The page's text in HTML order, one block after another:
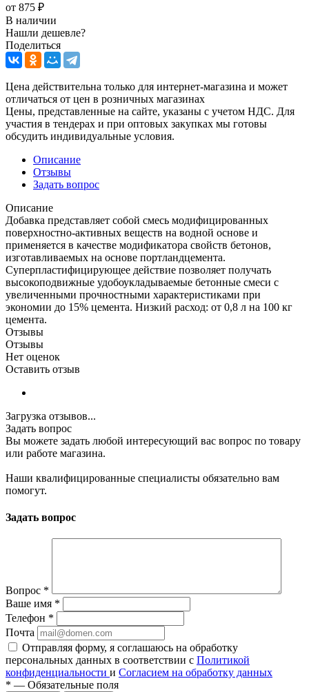
от 875 ₽
В наличии
Нашли дешевле?
Поделиться
Цена действительна только для интернет-магазина и может
отличаться от цен в розничных магазинах
Цены, представленные на сайте, указаны с учетом НДС. Для
участия в тендерах и при оптовых закупках мы готовы
обсудить индивидуальные условия.
Описание
Отзывы
Задать вопрос
Описание
Добавка представляет собой смесь модифицированных
поверхностно-активных веществ на водной основе и
применяется в качестве модификатора свойств бетонов,
изготавливаемых на основе портландцемента.
Суперпластифицирующее действие позволяет получать
высокоподвижные удобоукладываемые бетонные смеси с
увеличенными прочностными характеристиками при
экономии до 15% цемента. Низкий расход: от 0,8 л на 100 кг
цемента.
Отзывы
Отзывы
Нет оценок
Оставить отзыв
Загрузка отзывов...
Задать вопрос
Вы можете задать любой интересующий вас вопрос по товару
или работе магазина.
Наши квалифицированные специалисты обязательно вам
помогут.
Задать вопрос
Вопрос *
Ваше имя *
Телефон *
Почта
Отправляя форму, я соглашаюсь на обработку
персональных данных в соответствии с Политикой
конфиденциальности и Согласием на обработку данных
* — Обязательные поля